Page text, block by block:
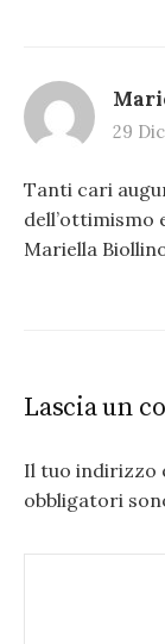
29
Tanti cari
dell’ottimismo
Mariella
Lascia un
Il tuo indirizzo
obbligatori